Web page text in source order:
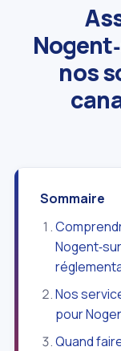
nos
Sommaire
Nos
pour
Quand